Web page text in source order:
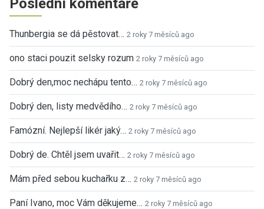
Poslední komentáře
Thunbergia se dá pěstovat… 2 roky 7 měsíců ago
ono staci pouzit selsky rozum 2 roky 7 měsíců ago
Dobrý den,moc nechápu tento… 2 roky 7 měsíců ago
Dobrý den, listy medvědího… 2 roky 7 měsíců ago
Famózní. Nejlepší likér jaký… 2 roky 7 měsíců ago
Dobrý de. Chtěl jsem uvařit… 2 roky 7 měsíců ago
Mám před sebou kuchařku z… 2 roky 7 měsíců ago
Paní Ivano, moc Vám děkujeme… 2 roky 7 měsíců ago